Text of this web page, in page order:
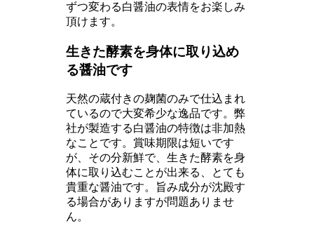
ずつ変わる白醤油の表情をお楽しみ
頂けます。
生きた酵素を身体に取り込め
る醤油です
天然の蔵付きの麹菌のみで仕込まれ
ているので大変希少な逸品です。弊
社が製造する白醤油の特徴は非加熱
なことです。賞味期限は短いです
が、その分新鮮で、生きた酵素を身
体に取り込むことが出来る、とても
貴重な醤油です。旨み成分が沈殿す
る場合がありますが問題ありませ
ん。